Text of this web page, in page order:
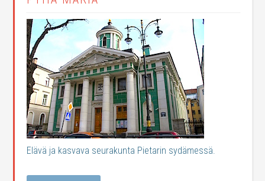
Elävä ja kasvava seurakunta Pietarin sydämessä.